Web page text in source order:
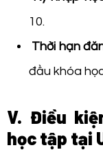
10.
Thời hạn
đầu khóa
V. Điều
học tập tại